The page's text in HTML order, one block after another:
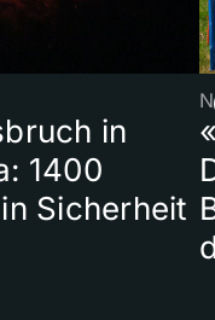
in
1400
Sicherheit